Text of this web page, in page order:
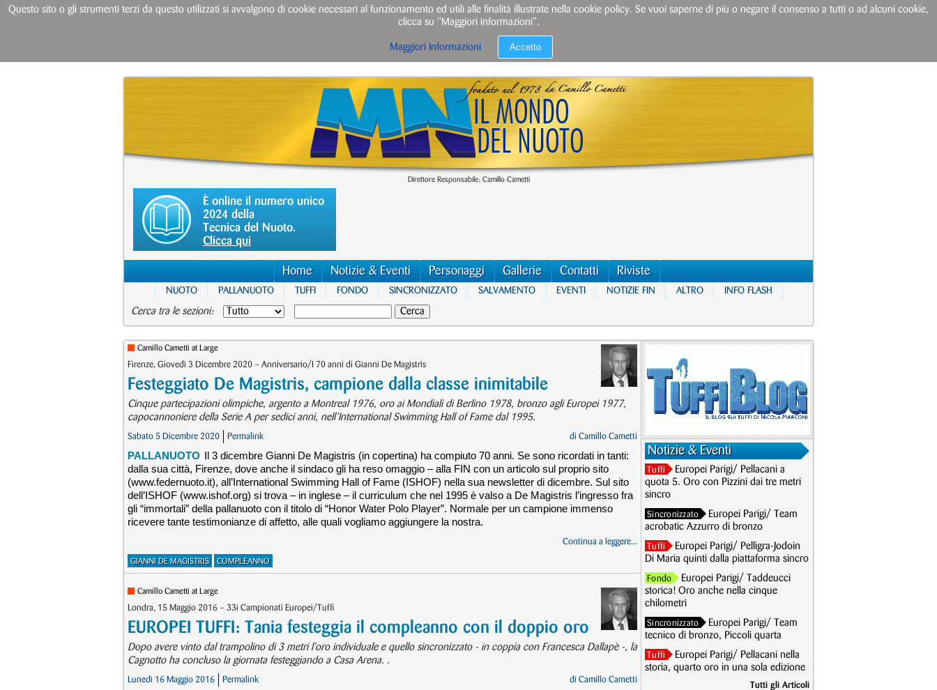
Direttore Responsabile: Camillo Cametti
È online il numero unico
2024 della
Tecnica del Nuoto.
Clicca qui
Home Notizie & Eventi Personaggi Gallerie Contatti Riviste
NUOTO PALLANUOTO TUFFI FONDO SINCRONIZZATO SALVAMENTO EVENTI NOTIZIE FIN ALTRO INFO FLASH
Cerca tra le sezioni:
Camillo Cametti at Large
Firenze, Giovedì 3 Dicembre 2020 – Anniversario/I 70 anni di Gianni De Magistris
Festeggiato De Magistris, campione dalla classe inimitabile
Cinque partecipazioni olimpiche, argento a Montreal 1976, oro ai Mondiali di Berlino 1978, bronzo agli Europei 1977,
capocannoniere della Serie A per sedici anni, nell’International Swimming Hall of Fame dal 1995.
Sabato 5 Dicembre 2020 Permalink di Camillo Cametti
PALLANUOTO Il 3 dicembre Gianni De Magistris (in copertina) ha compiuto 70 anni. Se sono ricordati in tanti:
dalla sua città, Firenze, dove anche il sindaco gli ha reso omaggio – alla FIN con un articolo sul proprio sito
(www.federnuoto.it), all’International Swimming Hall of Fame (ISHOF) nella sua newsletter di dicembre. Sul sito
dell’ISHOF (www.ishof.org) si trova – in inglese – il curriculum che nel 1995 è valso a De Magistris l’ingresso fra
gli “immortali” della pallanuoto con il titolo di “Honor Water Polo Player”. Normale per un campione immenso
ricevere tante testimonianze di affetto, alle quali vogliamo aggiungere la nostra.
Continua a leggere...
GIANNI DE MAGISTRIS COMPLEANNO
Camillo Cametti at Large
Londra, 15 Maggio 2016 – 33i Campionati Europei/Tuffi
EUROPEI TUFFI: Tania festeggia il compleanno con il doppio oro
Dopo avere vinto dal trampolino di 3 metri l'oro individuale e quello sincronizzato - in coppia con Francesca Dallapè -, la
Cagnotto ha concluso la giornata festeggiando a Casa Arena. .
Lunedì 16 Maggio 2016 Permalink di Camillo Cametti
Notizie & Eventi
Tuffi
Europei Parigi/ Pellacani a
quota 5. Oro con Pizzini dai tre metri
sincro
Sincronizzato
Europei Parigi/ Team
acrobatic Azzurro di bronzo
Tuffi
Europei Parigi/ Pelligra-Jodoin
Di Maria quinti dalla piattaforma sincro
Fondo
Europei Parigi/ Taddeucci
storica! Oro anche nella cinque
chilometri
Sincronizzato
Europei Parigi/ Team
tecnico di bronzo, Piccoli quarta
Tuffi
Europei Parigi/ Pellacani nella
storia, quarto oro in una sola edizione
Tutti gli Articoli
Questo sito o gli strumenti terzi da questo utilizzati si avvalgono di cookie necessari al funzionamento ed utili alle finalità illustrate nella cookie policy. Se vuoi saperne di più o negare il consenso a tutti o ad alcuni cookie,
clicca su "Maggiori informazioni”.
Maggiori Informazioni Accetto